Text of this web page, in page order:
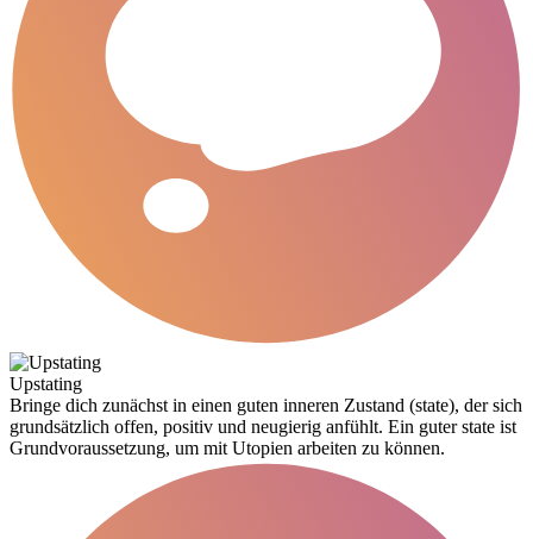
Upstating
Bringe dich zunächst in einen guten inneren Zustand (state), der sich
grundsätzlich offen, positiv und neugierig anfühlt. Ein guter state ist
Grundvoraussetzung, um mit Utopien arbeiten zu können.